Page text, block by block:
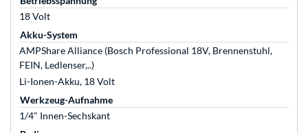
18 Volt
Akku-System
AMPShare Alliance (Bosch Professional 18V, Brennenstuhl,
FEIN, Ledlenser,..)
Li-Ionen-Akku, 18 Volt
Werkzeug-Aufnahme
1/4" Innen-Sechskant